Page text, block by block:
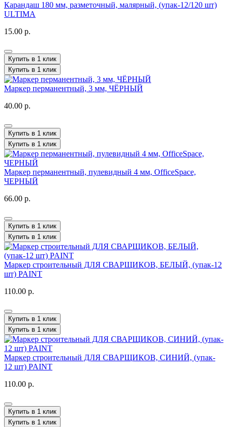
Карандаш 180 мм, разметочный, малярный, (упак-12/120 шт)
ULTIMA
15.00 р.
Купить в 1 клик
Купить в 1 клик
Маркер перманентный, 3 мм, ЧЁРНЫЙ
40.00 р.
Купить в 1 клик
Купить в 1 клик
Маркер перманентный, пулевидный 4 мм, OfficeSpace,
ЧЕРНЫЙ
66.00 р.
Купить в 1 клик
Купить в 1 клик
Маркер строительный ДЛЯ СВАРЩИКОВ, БЕЛЫЙ, (упак-12
шт) PAINT
110.00 р.
Купить в 1 клик
Купить в 1 клик
Маркер строительный ДЛЯ СВАРЩИКОВ, СИНИЙ, (упак-
12 шт) PAINT
110.00 р.
Купить в 1 клик
Купить в 1 клик